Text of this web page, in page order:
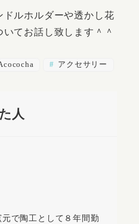
ドルホルダーや透かし花
てお話し致します＾＾
アクセサリー
人
で陶工として８年間勤